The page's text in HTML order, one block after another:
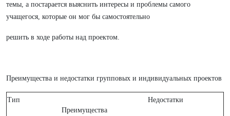
темы, а постарается выяснить интересы и проблемы самого
учащегося, которые он мог бы самостоятельно
решить в ходе работы над проектом.
Преимущества и недостатки групповых и индивидуальных проектов
Тип
Преимущества
Недостатки